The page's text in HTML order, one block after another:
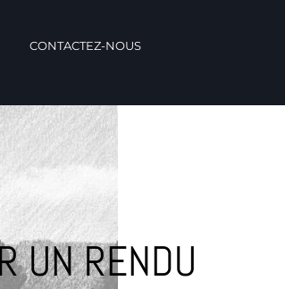
CONTACTEZ-NOUS
UN RENDU